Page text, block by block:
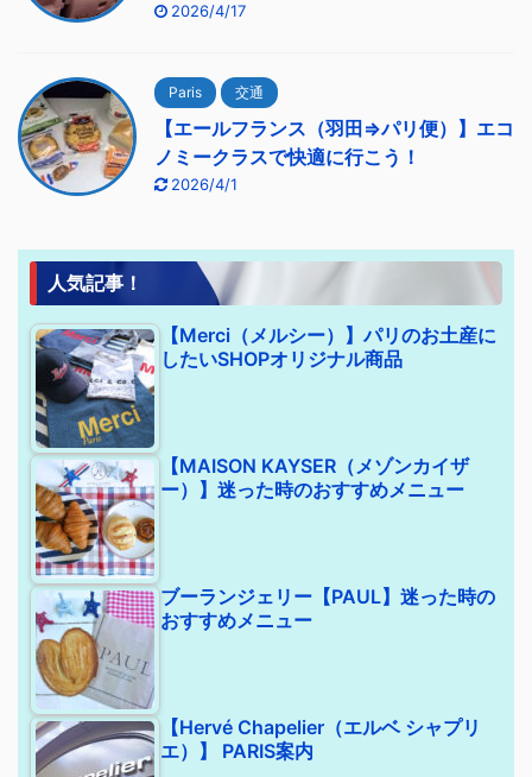
2026/4/17
Paris 交通
【エールフランス（羽田⇒パリ便）】エコ
ノミークラスで快適に行こう！
2026/4/1
人気記事！
【Merci（メルシー）】パリのお土産に
したいSHOPオリジナル商品
【MAISON KAYSER（メゾンカイザ
ー）】迷った時のおすすめメニュー
ブーランジェリー【PAUL】迷った時の
おすすめメニュー
【Hervé Chapelier（エルベ シャプリ
エ）】 PARIS案内